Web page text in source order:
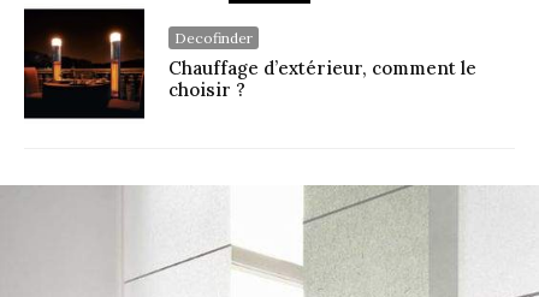
Decofinder
Chauffage d’extérieur, comment le
choisir ?